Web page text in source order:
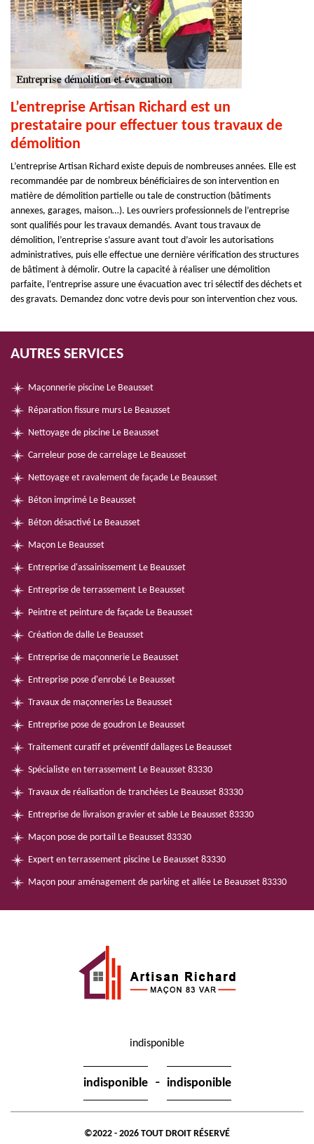
L’entreprise Artisan Richard est un
prestataire pour effectuer tous travaux de
démolition
L’entreprise Artisan Richard existe depuis de nombreuses années. Elle est
recommandée par de nombreux bénéficiaires de son intervention en
matière de démolition partielle ou tale de construction (bâtiments
annexes, garages, maison…). Les ouvriers professionnels de l’entreprise
sont qualifiés pour les travaux demandés. Avant tous travaux de
démolition, l’entreprise s’assure avant tout d’avoir les autorisations
administratives, puis elle effectue une dernière vérification des structures
de bâtiment à démolir. Outre la capacité à réaliser une démolition
parfaite, l’entreprise assure une évacuation avec tri sélectif des déchets et
des gravats. Demandez donc votre devis pour son intervention chez vous.
AUTRES SERVICES
Maçonnerie piscine Le Beausset
Réparation fissure murs Le Beausset
Nettoyage de piscine Le Beausset
Carreleur pose de carrelage Le Beausset
Nettoyage et ravalement de façade Le Beausset
Béton imprimé Le Beausset
Béton désactivé Le Beausset
Maçon Le Beausset
Entreprise d'assainissement Le Beausset
Entreprise de terrassement Le Beausset
Peintre et peinture de façade Le Beausset
Création de dalle Le Beausset
Entreprise de maçonnerie Le Beausset
Entreprise pose d'enrobé Le Beausset
Travaux de maçonneries Le Beausset
Entreprise pose de goudron Le Beausset
Traitement curatif et préventif dallages Le Beausset
Spécialiste en terrassement Le Beausset 83330
Travaux de réalisation de tranchées Le Beausset 83330
Entreprise de livraison gravier et sable Le Beausset 83330
Maçon pose de portail Le Beausset 83330
Expert en terrassement piscine Le Beausset 83330
Maçon pour aménagement de parking et allée Le Beausset 83330
indisponible
indisponible - indisponible
©2022 - 2026 TOUT DROIT RÉSERVÉ